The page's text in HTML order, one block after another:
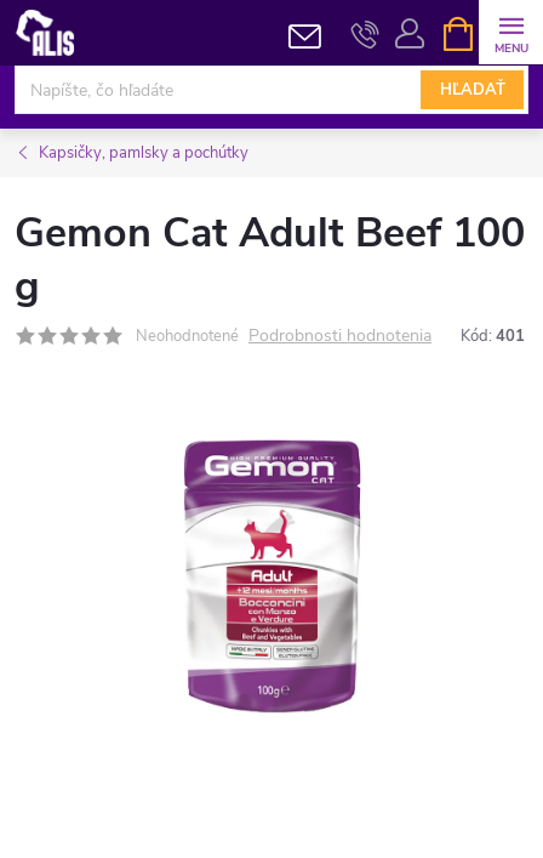
Prejsť
obsah
HĽADAŤ
KOŠÍK
Kapsičky, pamlsky a pochútky
Gemon Cat Adult Beef 100
g
Neohodnotené Podrobnosti hodnotenia Kód: 401